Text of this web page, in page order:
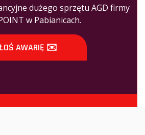
dużego sprzętu AGD firmy
w Pabianicach.
AWARIĘ ✉️